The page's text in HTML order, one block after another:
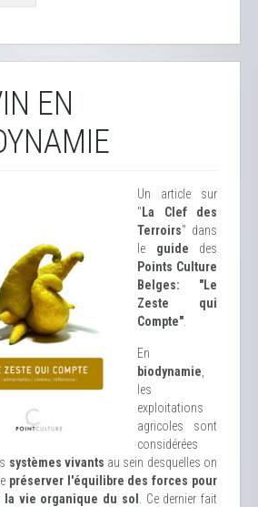
EN
Un article sur
" La Clef des
Terroirs" dans
le guide des
Points Culture
Belges: "Le
Zeste qui
Compte"
En
biodynamie
les
exploitations
agricoles sont
considérées
systèmes vivants au sein desquelles on
préserver l'équilibre des forces pour
vie organique du sol
. Ce dernier fait